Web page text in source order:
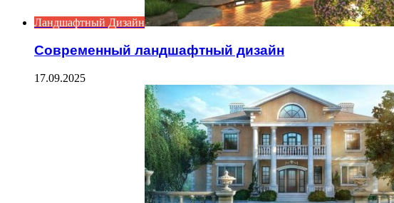
Ландшафтный Дизайн
Современный ландшафтный дизайн
17.09.2025